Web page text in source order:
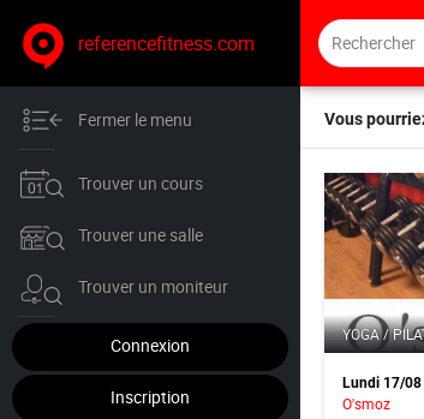
referencefitness.com
Fermer le menu
Trouver un cours
Trouver une salle
Trouver un moniteur
Connexion
Inscription
Vous
YOGA /
Lundi 17/08
O'smoz